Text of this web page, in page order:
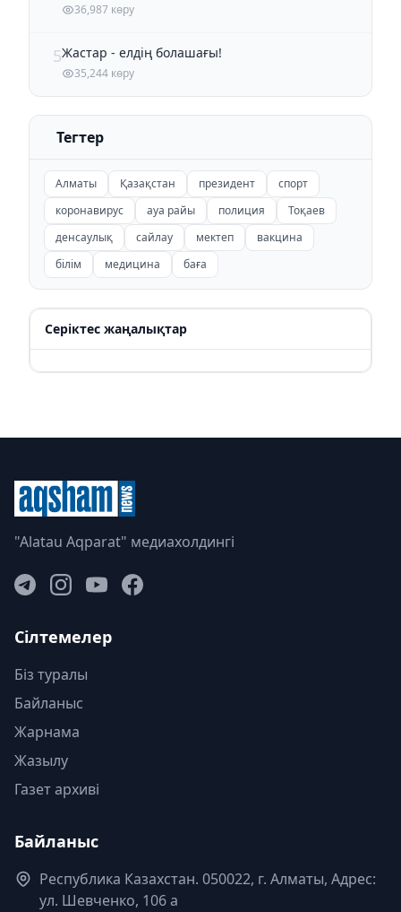
36,987 көру
5Жастар - елдің болашағы!
35,244 көру
Тегтер
Алматы Қазақстан президент
спорт
коронавирус
ауа райы полиция
Тоқаев
денсаулық
сайлау мектеп
вакцина
білім
медицина баға
Серіктес жаңалықтар
"Alatau Aqparat" медиахолдингі
Сілтемелер
Біз туралы
Байланыс
Жарнама
Жазылу
Газет архиві
Байланыс
Республика Казахстан. 050022, г. Алматы, Адрес:
ул. Шевченко, 106 а